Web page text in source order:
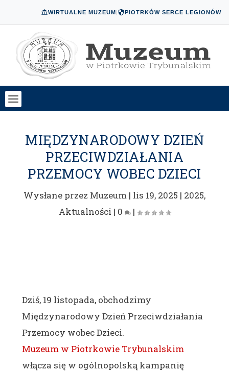
WIRTUALNE MUZEUM| PIOTRKÓW SERCE LEGIONÓW
MIĘDZYNARODOWY DZIEŃ
PRZECIWDZIAŁANIA
PRZEMOCY WOBEC DZIECI
Wysłane przez Muzeum | lis 19, 2025 | 2025,
Aktualności | 0 |
Dziś, 19 listopada, obchodzimy
Międzynarodowy Dzień Przeciwdziałania
Przemocy wobec Dzieci.
Muzeum w Piotrkowie Trybunalskim
włącza się w ogólnopolską kampanię